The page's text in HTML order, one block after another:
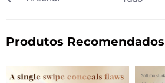
Produtos Recomendados